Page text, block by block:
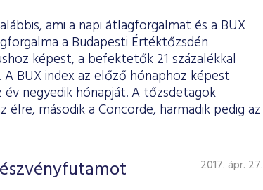
ami a napi átlagforgalmat és a BUX
a Budapesti Értéktőzsdén
képest, a befektetők 21 százalékkal
BUX index az előző hónaphoz képest
negyedik hónapját. A tőzsdetagok
második a Concorde, harmadik pedig az
2017. ápr. 27.